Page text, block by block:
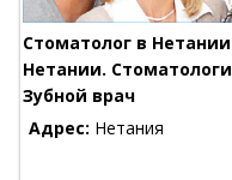
Стоматолог в
Нетании.
Зубной врач
Адрес: Нетания